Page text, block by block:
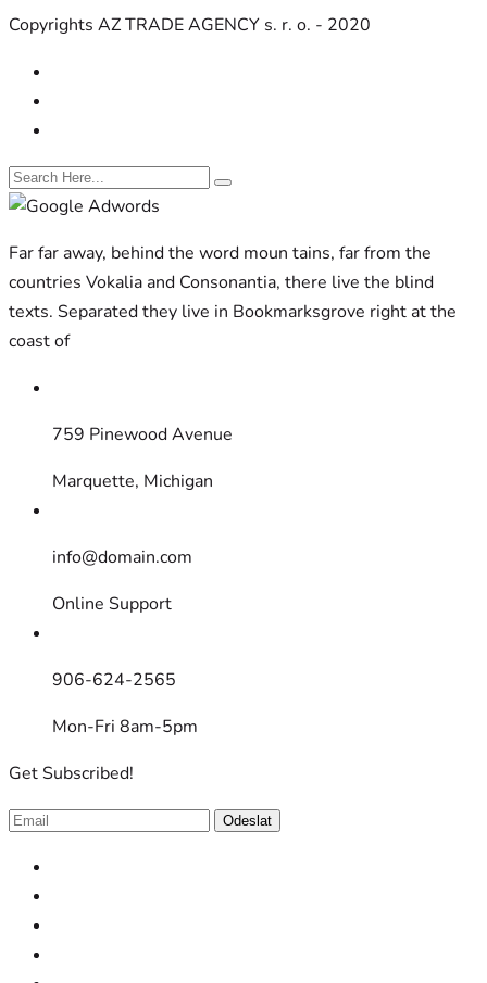
Copyrights AZ TRADE AGENCY s. r. o. - 2020
Far far away, behind the word moun tains, far from the
countries Vokalia and Consonantia, there live the blind
texts. Separated they live in Bookmarksgrove right at the
coast of
759 Pinewood Avenue
Marquette, Michigan
info@domain.com
Online Support
906-624-2565
Mon-Fri 8am-5pm
Get Subscribed!
Odeslat